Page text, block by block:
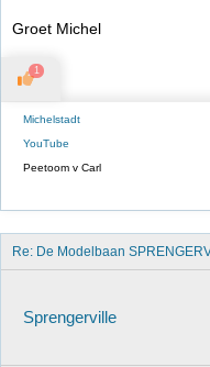
Groet Michel
1
Michelstadt
YouTube
Peetoom v Carl
Re: De Modelbaan
Sprengerville